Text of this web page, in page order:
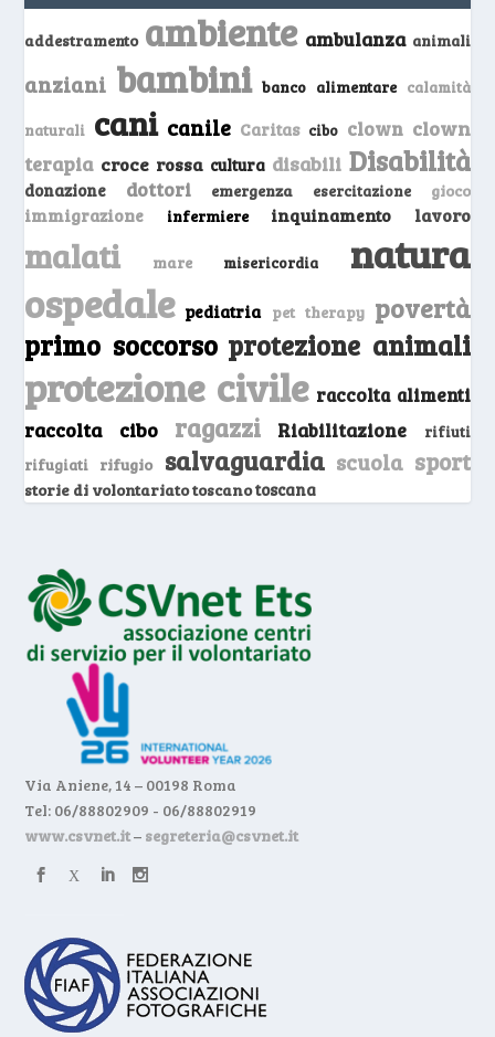
addestramento ambiente ambulanza animali
anziani bambini banco alimentare calamità
naturali cani canile Caritas cibo clown clown
terapia croce rossa cultura disabili Disabilità
donazione dottori emergenza esercitazione gioco
immigrazione infermiere inquinamento lavoro
malati mare misericordia natura
ospedale pediatria pet therapy povertà
primo soccorso protezione animali
protezione civile raccolta alimenti
raccolta cibo ragazzi Riabilitazione
rifiuti
rifugiati
rifugio salvaguardia scuola sport
storie di volontariato toscanotoscana
Via Aniene, 14 – 00198 Roma
Tel: 06/88802909 - 06/88802919
www.csvnet.it– segreteria@csvnet.it